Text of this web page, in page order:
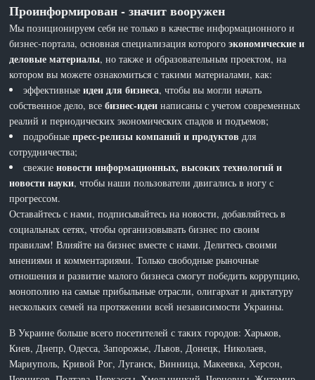
Проинформирован - значит вооружен
Мы позиционируем себя не только в качестве информационного и
бизнес-портала, основная специализация которогоэкономические и
деловые материалы, но также и образовательным проектом, на
котором вы можете ознакомиться с такими материалами, как:
эффективныеидеи для бизнеса, чтобы вы могли начать
собственное дело, всебизнес-идеи написаны с учетом современных
реалий и периодических экономических спадов и подъемов;
подробныепресс-релизы компаний и продуктов для
сотрудничества;
свежиеновости информационных, высоких технологий и
новости науки, чтобы наши пользователи двигались в ногу с
прогрессом.
Оставайтесь с нами, подписывайтесь на новости, добавляйтесь в
социальных сетях, чтобы организовывать бизнес по своим
правилам! Влияйте на бизнес вместе с нами. Делитесь своими
мнениями и комментариями. Только свободные рыночные
отношения и развитие малого бизнеса смогут победить коррупцию,
монополию на самые прибыльные отрасли, олигархат и диктатуру
нескольких семей на протяжении всей независимости Украины.
В Украине больше всего посетителей с таких городов: Харьков,
Киев, Днепр, Одесса, Запорожье, Львов, Донецк, Николаев,
Мариуполь, Кривой Рог, Луганск, Винница, Макеевка, Херсон,